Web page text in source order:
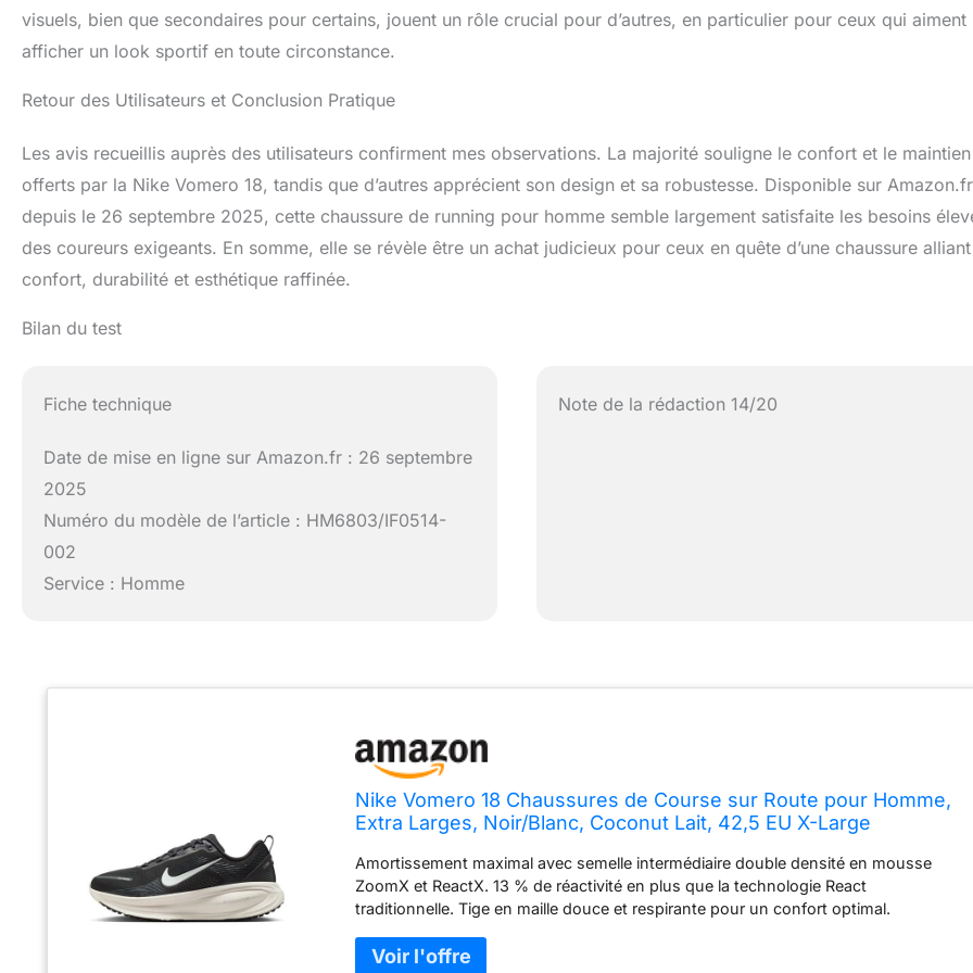
visuels, bien que secondaires pour certains, jouent un rôle crucial pour d’autres, en particulier pour ceux qui aiment
afficher un look sportif en toute circonstance.
Retour des Utilisateurs et Conclusion Pratique
Les avis recueillis auprès des utilisateurs confirment mes observations. La majorité souligne le confort et le maintien
offerts par la Nike Vomero 18, tandis que d’autres apprécient son design et sa robustesse. Disponible sur Amazon.fr
depuis le 26 septembre 2025, cette chaussure de running pour homme semble largement satisfaite les besoins
des coureurs exigeants. En somme, elle se révèle être un achat judicieux pour ceux en quête d’une chaussure alliant
confort, durabilité et esthétique raffinée.
Bilan du test
Fiche technique
Date de mise en ligne sur Amazon.fr : 26 septembre
2025
Numéro du modèle de l’article : HM6803/IF0514-
002
Service : Homme
Note de la rédaction 14/20
Nike Vomero 18 Chaussures de Course sur Route pour Homme,
Extra Larges, Noir/Blanc, Coconut Lait, 42,5 EU X-Large
Amortissement maximal avec semelle intermédiaire double densité en mousse
ZoomX et ReactX. 13 % de réactivité en plus que la technologie React
traditionnelle. Tige en maille douce et respirante pour un confort optimal.
déroulement en douceur. Coupe extra large pour un confort optimal lors de